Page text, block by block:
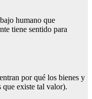
humano que
tiene sentido para
por qué los bienes y
que existe tal valor).